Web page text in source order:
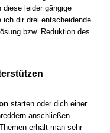
diese leider gängige
dir drei entscheidende
bzw. Reduktion des
starten oder dich einer
anschließen.
erhält man sehr